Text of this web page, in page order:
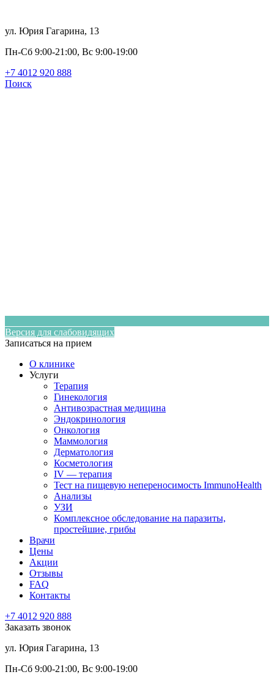
ул. Юрия Гагарина, 13
Пн-Сб 9:00-21:00, Вс 9:00-19:00
+7 4012 920 888
Поиск
Версия для слабовидящих
Записаться на прием
О клинике
Услуги
Терапия
Гинекология
Антивозрастная медицина
Эндокринология
Онкология
Маммология
Дерматология
Косметология
IV — терапия
Тест на пищевую непереносимость ImmunoHealth
Анализы
УЗИ
Комплексное обследование на паразиты,
простейшие, грибы
Врачи
Цены
Акции
Отзывы
FAQ
Контакты
+7 4012 920 888
Заказать звонок
ул. Юрия Гагарина, 13
Пн-Сб 9:00-21:00, Вс 9:00-19:00